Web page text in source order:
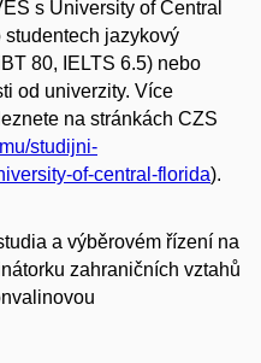
s University of Central
jazykový
80, IELTS 6.5) nebo
od univerzity. Více
na stránkách CZS
studijni-
of-central-florida).
a výběrovém řízení na
zahraničních vztahů